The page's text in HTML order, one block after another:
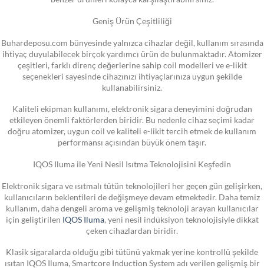
Geniş Ürün Çeşitliliği
Buhardeposu.com bünyesinde yalnızca cihazlar değil, kullanım sırasında
ihtiyaç duyulabilecek birçok yardımcı ürün de bulunmaktadır. Atomizer
çeşitleri, farklı direnç değerlerine sahip coil modelleri ve e-likit
seçenekleri sayesinde cihazınızı ihtiyaçlarınıza uygun şekilde
kullanabilirsiniz.
Kaliteli ekipman kullanımı, elektronik sigara deneyimini doğrudan
etkileyen önemli faktörlerden biridir. Bu nedenle cihaz seçimi kadar
doğru atomizer, uygun coil ve kaliteli e-likit tercih etmek de kullanım
performansı açısından büyük önem taşır.
IQOS Iluma ile Yeni Nesil Isıtma Teknolojisini Keşfedin
Elektronik sigara ve ısıtmalı tütün teknolojileri her geçen gün gelişirken,
kullanıcıların beklentileri de değişmeye devam etmektedir. Daha temiz
kullanım, daha dengeli aroma ve gelişmiş teknoloji arayan kullanıcılar
için geliştirilen IQOS Iluma, yeni nesil indüksiyon teknolojisiyle dikkat
çeken cihazlardan biridir.
Klasik sigaralarda olduğu gibi tütünü yakmak yerine kontrollü şekilde
ısıtan IQOS Iluma, Smartcore Induction System adı verilen gelişmiş bir